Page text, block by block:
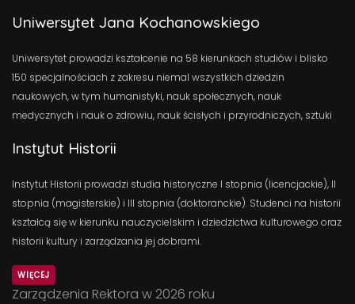
Uniwersytet Jana Kochanowskiego
Uniwersytet prowadzi kształcenie na 58 kierunkach studiów i blisko
150 specjalnościach z zakresu niemal wszystkich dziedzin
naukowych, w tym humanistyki, nauk społecznych, nauk
medycznych i nauk o zdrowiu, nauk ścisłych i przyrodniczych, sztuki
Instytut Historii
Instytut Historii prowadzi studia historyczne I stopnia (licencjackie), II
stopnia (magisterskie) i III stopnia (doktoranckie). Studenci na historii
kształcą się w kierunku nauczycielskim i dziedzictwa kulturowego oraz
historii kultury i zarządzania jej dobrami.
WIĘCEJ
Zarządzenia Rektora w 2026 roku